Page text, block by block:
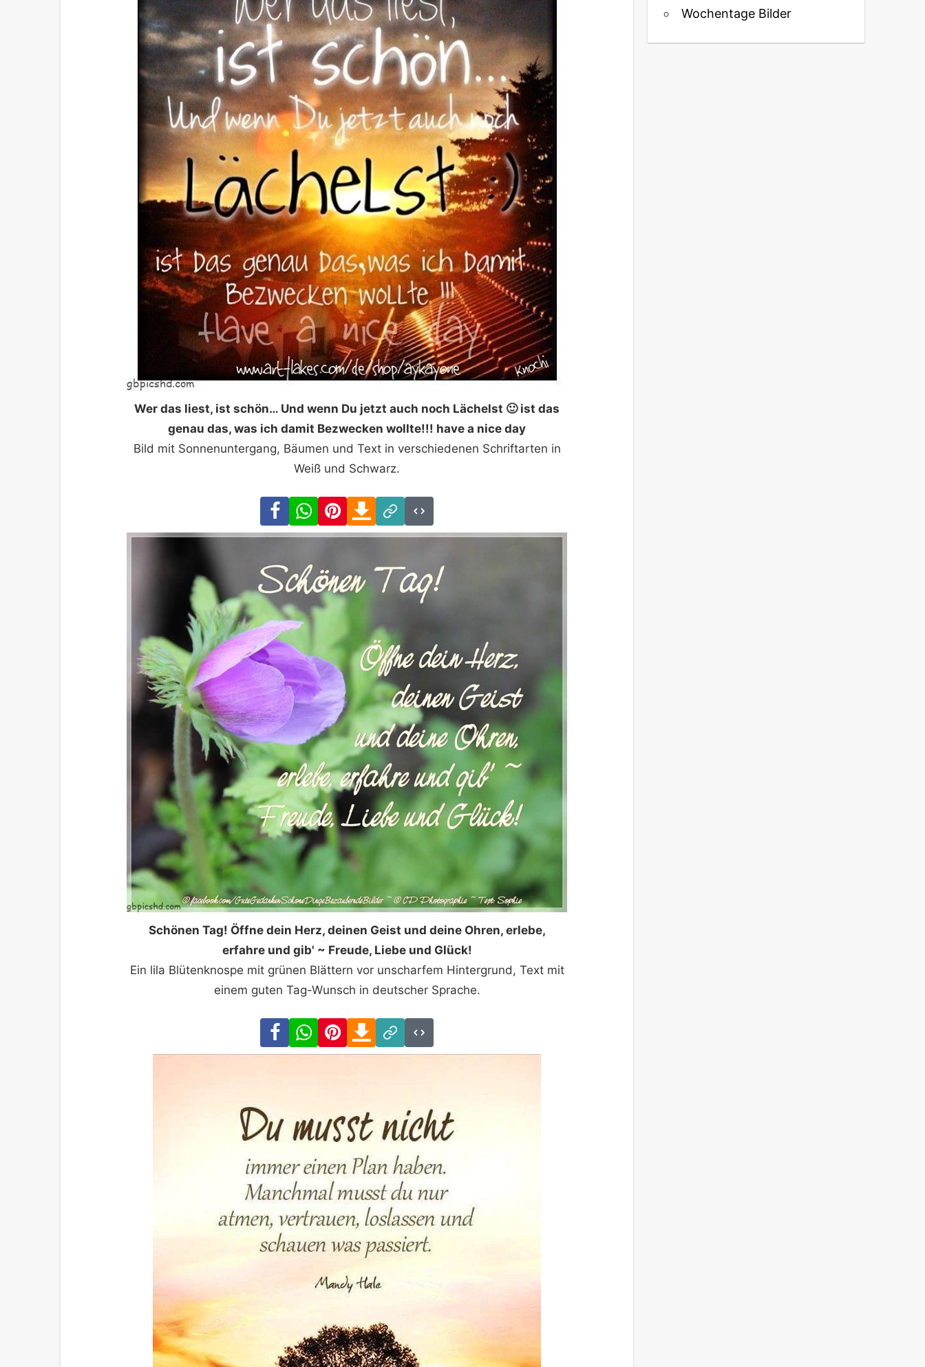
Wer das liest, ist schön… Und wenn Du jetzt auch noch Lächelst 🙂 ist das
genau das, was ich damit Bezwecken wollte!!! have a nice day
Bild mit Sonnenuntergang, Bäumen und Text in verschiedenen Schriftarten in
Weiß und Schwarz.
FacebookWhatsAppPinterestDownload
Link
Schönen Tag! Öffne dein Herz, deinen Geist und deine Ohren, erlebe,
erfahre und gib' ~ Freude, Liebe und Glück!
Ein lila Blütenknospe mit grünen Blättern vor unscharfem Hintergrund, Text mit
einem guten Tag-Wunsch in deutscher Sprache.
FacebookWhatsAppPinterestDownload
Link
Wochentage Bilder